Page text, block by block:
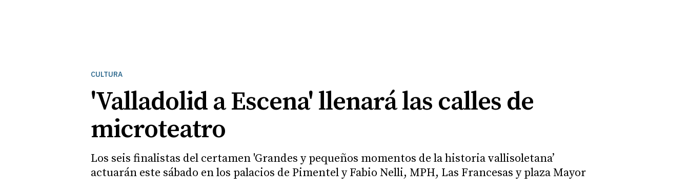
CULTURA
'Valladolid a Escena' llenará las calles de
microteatro
Los seis finalistas del certamen 'Grandes y pequeños momentos de la historia vallisoletana’
actuarán este sábado en los palacios de Pimentel y Fabio Nelli, MPH, Las Francesas y plaza Mayor